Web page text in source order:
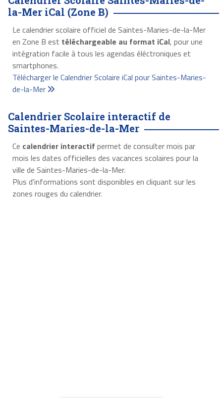
la-Mer iCal (Zone B)
Le calendrier scolaire officiel de Saintes-Maries-de-la-Mer
en Zone B est téléchargeable au format iCal, pour une
intégration facile à tous les agendas éléctroniques et
smartphones.
Télécharger le Calendrier Scolaire iCal pour Saintes-Maries-
de-la-Mer
Calendrier Scolaire interactif de
Saintes-Maries-de-la-Mer
Ce calendrier interactif permet de consulter mois par
mois les dates officielles des vacances scolaires pour la
ville de Saintes-Maries-de-la-Mer.
Plus d'informations sont disponibles en cliquant sur les
zones rouges du calendrier.